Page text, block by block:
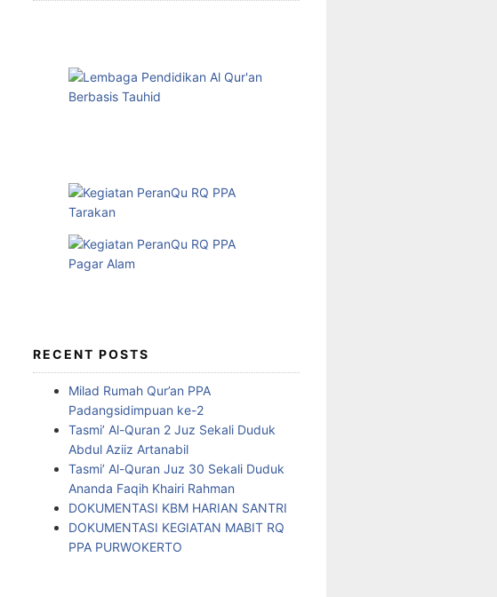
RECENT POSTS
Milad Rumah Qur’an PPA
Padangsidimpuan ke-2
Tasmi’ Al-Quran 2 Juz Sekali Duduk
Abdul Aziiz Artanabil
Tasmi’ Al-Quran Juz 30 Sekali Duduk
Ananda Faqih Khairi Rahman
DOKUMENTASI KBM HARIAN SANTRI
DOKUMENTASI KEGIATAN MABIT RQ
PPA PURWOKERTO